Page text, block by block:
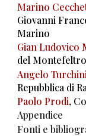
Marino
Giovanni
Marino
Gian Ludovico
del Montefeltro
Angelo Turchini
Repubblica di
Paolo Prodi,
Appendice
Fonti e